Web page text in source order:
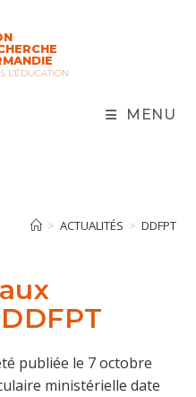
L'ÉDUCATION
MENU
> ACTUALITÉS > DDFPT
publiée le 7 octobre
ministérielle date